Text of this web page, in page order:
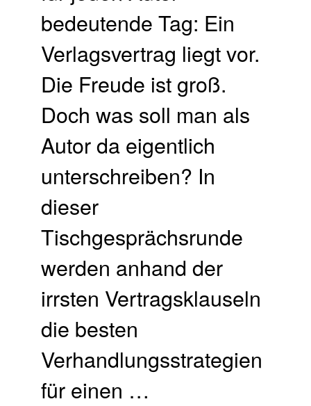
bedeutende Tag: Ein
Verlagsvertrag liegt vor.
Die Freude ist groß.
Doch was soll man als
Autor da eigentlich
unterschreiben? In
dieser
Tischgesprächsrunde
werden anhand der
irrsten Vertragsklauseln
die besten
Verhandlungsstrategien
für einen …